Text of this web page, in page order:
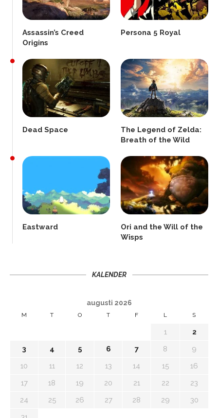
Assassin’s Creed
Origins
Persona 5 Royal
Dead Space
The Legend of Zelda:
Breath of the Wild
Eastward
Ori and the Will of the
Wisps
KALENDER
augusti 2026
M T O T F L S
1
2
3
4 5 6 7 8
9
10
11 12 13 14 15
16
17
18 19 20 21 22
23
24
25 26 27 28 29
30